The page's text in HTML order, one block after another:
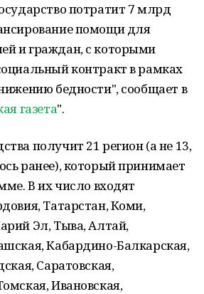
потратит 7 млрд
помощи для
и граждан, с которыми
контракт в рамках
бедности", сообщает в
газета".
получит 21 регион (а не 13,
ранее), который принимает
В их число входят
Татарстан, Коми,
Эл, Тыва, Алтай,
Кабардино-Балкарская,
Саратовская,
Ивановская,